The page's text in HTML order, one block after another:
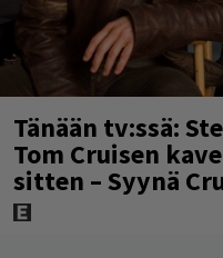
Tänään tv:ssä:
Tom Cruisen
sitten – Syynä